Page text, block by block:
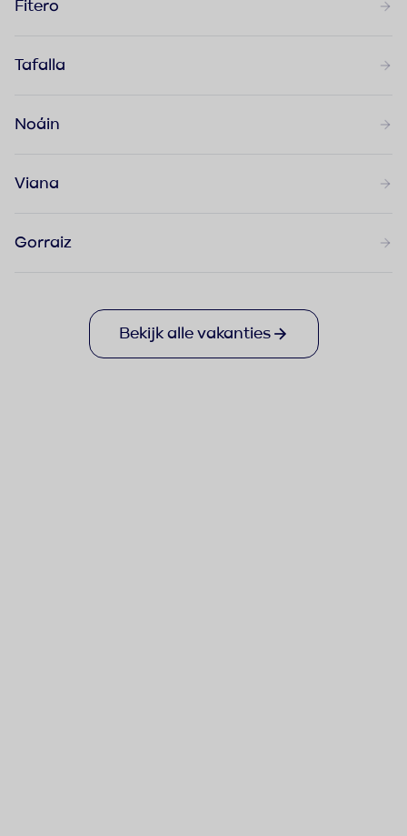
Fitero
Tafalla
Noáin
Viana
Gorraiz
Bekijk alle vakanties